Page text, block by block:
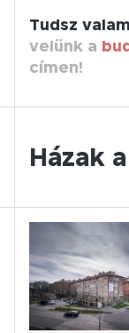
Tudsz
velünk a
címen!
Házak